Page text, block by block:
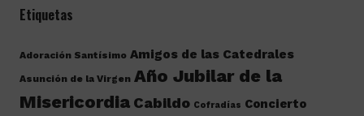
Etiquetas
Adoración Santísimo Amigos de las Catedrales
Asunción de la Virgen Año Jubilar de la
Misericordia Cabildo Cofradías Concierto